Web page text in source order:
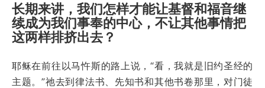
长期来讲，我们怎样才能让基督和福音继
续成为我们事奉的中心，不让其他事情把
这两样排挤出去？
耶稣在前往以马忤斯的路上说，“看，我就是旧约圣经的
主题。”祂去到律法书、先知书和其他书卷那里，对门徒